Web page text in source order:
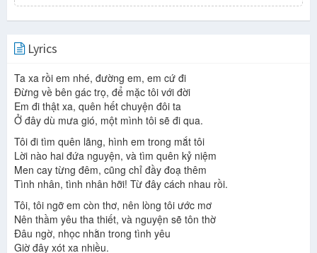
Lyrics
Ta xa rồi em nhé, đường em, em cứ đi
Đừng về bên gác trọ, để mặc tôi với đời
Em đi thật xa, quên hết chuyện đôi ta
Ở đây dù mưa gió, một mình tôi sẽ đi qua.
Tôi đi tìm quên lãng, hình em trong mắt tôi
Lời nào hai đứa nguyện, và tìm quên kỷ niệm
Men cay từng đêm, cũng chỉ đầy đoạ thêm
Tình nhân, tình nhân hỡi! Từ đây cách nhau rồi.
Tôi, tôi ngỡ em còn thơ, nên lòng tôi ước mơ
Nên thầm yêu tha thiết, và nguyện sẽ tôn thờ
Đâu ngờ, nhọc nhằn trong tình yêu
Giờ đây xót xa nhiều.